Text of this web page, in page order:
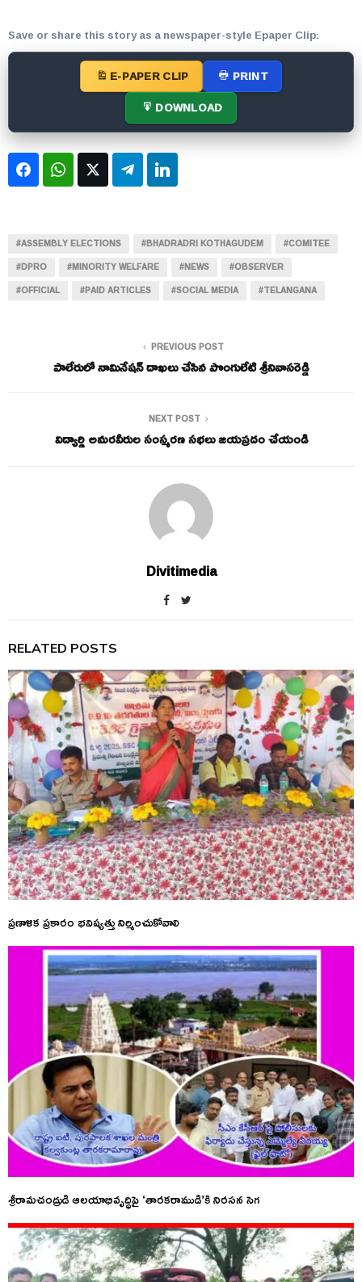
Save or share this story as a newspaper-style Epaper Clip:
E-PAPER CLIP
PRINT
DOWNLOAD
FacebookWhatsApp
Twitter Telegram
#ASSEMBLY ELECTIONS #BHADRADRI KOTHAGUDEM
#COMITEE
#DPRO
#MINORITY WELFARE #NEWS
#OBSERVER
#OFFICIAL
#PAID ARTICLES #SOCIAL MEDIA #TELANGANA
PREVIOUS POST
పాలేరులో నామినేషన్ దాఖలు చేసిన పొంగులేటి శ్రీనివాసరెడ్డి
NEXT POST
విద్యార్థి అమరవీరుల సంస్మరణ సభలు జయప్రదం చేయండి
Divitimedia
RELATED POSTS
ప్రణాళిక ప్రకారం భవిష్యత్తు నిర్మించుకోవాలి
శ్రీరామచంద్రుడి ఆలయాభివృద్ధిపై ‘తారకరాముడి’కి నిరసన సెగ